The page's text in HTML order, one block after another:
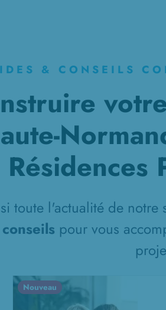
& CONSEILS
Résidences
toute l'actualité de notre
conseils pour vous
Nouveau